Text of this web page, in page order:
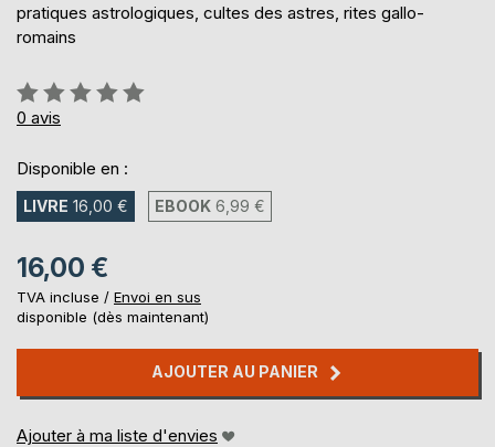
pratiques astrologiques, cultes des astres, rites gallo-
romains
Évaluation:
0%
0 avis
Disponible en :
LIVRE 16,00 € EBOOK 6,99 €
16,00 €
TVA incluse / Envoi en sus
disponible (dès maintenant)
AJOUTER AU PANIER
Ajouter à ma liste d'envies